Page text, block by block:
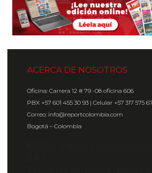
ACERCA DE NOSOTROS
Oficina: Carrera 12 # 79 -08 oficina 606
PBX +57 601 455 30 93 | Celular +57 317 575
Correo: info@reportcolombia.com
Bogotá – Colombia